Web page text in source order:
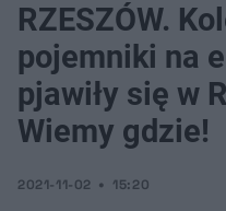
Rzeszowie. Wiemy gdzie!
RZESZÓW.
pojemniki na
pjawiły się w
Wiemy gdzie!
2021-11-02 15:20